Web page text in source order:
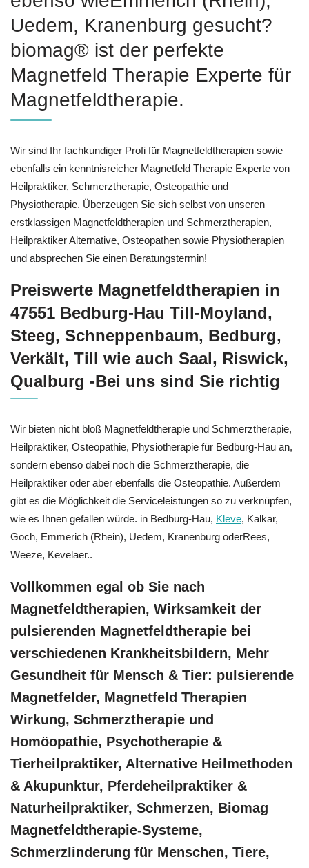
Uedem, Kranenburg gesucht?
biomag® ist der perfekte
Magnetfeld Therapie Experte für
Magnetfeldtherapie.
Wir sind Ihr fachkundiger Profi für Magnetfeldtherapien sowie
ebenfalls ein kenntnisreicher Magnetfeld Therapie Experte von
Heilpraktiker, Schmerztherapie, Osteopathie und
Physiotherapie. Überzeugen Sie sich selbst von unseren
erstklassigen Magnetfeldtherapien und Schmerztherapien,
Heilpraktiker Alternative, Osteopathen sowie Physiotherapien
und absprechen Sie einen Beratungstermin!
Preiswerte Magnetfeldtherapien in
47551 Bedburg-Hau Till-Moyland,
Steeg, Schneppenbaum, Bedburg,
Verkält, Till wie auch Saal, Riswick,
Qualburg -Bei uns sind Sie richtig
Wir bieten nicht bloß Magnetfeldtherapie und Schmerztherapie,
Heilpraktiker, Osteopathie, Physiotherapie für Bedburg-Hau an,
sondern ebenso dabei noch die Schmerztherapie, die
Heilpraktiker oder aber ebenfalls die Osteopathie. Außerdem
gibt es die Möglichkeit die Serviceleistungen so zu verknüpfen,
wie es Ihnen gefallen würde. in Bedburg-Hau, Kleve, Kalkar,
Goch, Emmerich (Rhein), Uedem, Kranenburg oderRees,
Weeze, Kevelaer..
Vollkommen egal ob Sie nach
Magnetfeldtherapien, Wirksamkeit der
pulsierenden Magnetfeldtherapie bei
verschiedenen Krankheitsbildern, Mehr
Gesundheit für Mensch & Tier: pulsierende
Magnetfelder, Magnetfeld Therapien
Wirkung, Schmerztherapie und
‎Homöopathie, ‎Psychotherapie &
‎Tierheilpraktiker, Alternative Heilmethoden
& Akupunktur, Pferdeheilpraktiker &
Naturheilpraktiker, Schmerzen, Biomag
Magnetfeldtherapie-Systeme,
Schmerzlinderung für Menschen, Tiere,